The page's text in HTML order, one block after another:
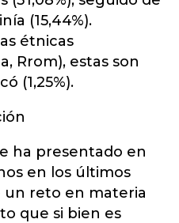
(15,44%).
étnicas
Rrom), estas son
(1,25%).
ha presentado en
en los últimos
reto en materia
que si bien es